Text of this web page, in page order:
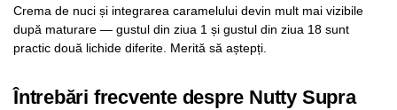
Crema de nuci și integrarea caramelului devin mult mai vizibile
după maturare — gustul din ziua 1 și gustul din ziua 18 sunt
practic două lichide diferite. Merită să aștepți.
Întrebări frecvente despre Nutty Supra